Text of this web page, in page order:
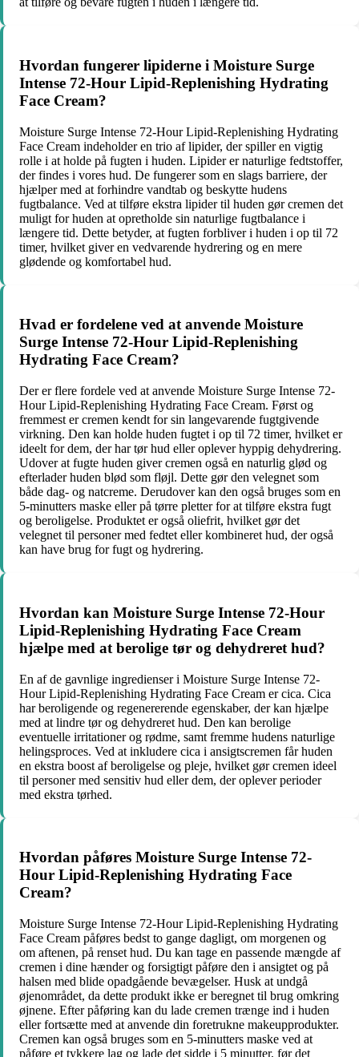
Hvordan fungerer lipiderne i Moisture Surge
Intense 72-Hour Lipid-Replenishing Hydrating
Face Cream?
Moisture Surge Intense 72-Hour Lipid-Replenishing Hydrating
Face Cream indeholder en trio af lipider, der spiller en vigtig
rolle i at holde på fugten i huden. Lipider er naturlige fedtstoffer,
der findes i vores hud. De fungerer som en slags barriere, der
hjælper med at forhindre vandtab og beskytte hudens
fugtbalance. Ved at tilføre ekstra lipider til huden gør cremen det
muligt for huden at opretholde sin naturlige fugtbalance i
længere tid. Dette betyder, at fugten forbliver i huden i op til 72
timer, hvilket giver en vedvarende hydrering og en mere
glødende og komfortabel hud.
Hvad er fordelene ved at anvende Moisture
Surge Intense 72-Hour Lipid-Replenishing
Hydrating Face Cream?
Der er flere fordele ved at anvende Moisture Surge Intense 72-
Hour Lipid-Replenishing Hydrating Face Cream. Først og
fremmest er cremen kendt for sin langevarende fugtgivende
virkning. Den kan holde huden fugtet i op til 72 timer, hvilket er
ideelt for dem, der har tør hud eller oplever hyppig dehydrering.
Udover at fugte huden giver cremen også en naturlig glød og
efterlader huden blød som fløjl. Dette gør den velegnet som
både dag- og natcreme. Derudover kan den også bruges som en
5-minutters maske eller på tørre pletter for at tilføre ekstra fugt
og beroligelse. Produktet er også oliefrit, hvilket gør det
velegnet til personer med fedtet eller kombineret hud, der også
kan have brug for fugt og hydrering.
Hvordan kan Moisture Surge Intense 72-Hour
Lipid-Replenishing Hydrating Face Cream
hjælpe med at berolige tør og dehydreret hud?
En af de gavnlige ingredienser i Moisture Surge Intense 72-
Hour Lipid-Replenishing Hydrating Face Cream er cica. Cica
har beroligende og regenererende egenskaber, der kan hjælpe
med at lindre tør og dehydreret hud. Den kan berolige
eventuelle irritationer og rødme, samt fremme hudens naturlige
helingsproces. Ved at inkludere cica i ansigtscremen får huden
en ekstra boost af beroligelse og pleje, hvilket gør cremen ideel
til personer med sensitiv hud eller dem, der oplever perioder
med ekstra tørhed.
Hvordan påføres Moisture Surge Intense 72-
Hour Lipid-Replenishing Hydrating Face
Cream?
Moisture Surge Intense 72-Hour Lipid-Replenishing Hydrating
Face Cream påføres bedst to gange dagligt, om morgenen og
om aftenen, på renset hud. Du kan tage en passende mængde af
cremen i dine hænder og forsigtigt påføre den i ansigtet og på
halsen med blide opadgående bevægelser. Husk at undgå
øjenområdet, da dette produkt ikke er beregnet til brug omkring
øjnene. Efter påføring kan du lade cremen trænge ind i huden
eller fortsætte med at anvende din foretrukne makeupprodukter.
Cremen kan også bruges som en 5-minutters maske ved at
påføre et tykkere lag og lade det sidde i 5 minutter, før det